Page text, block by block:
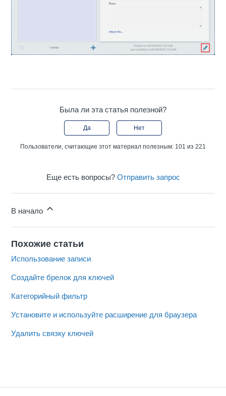
Была ли эта статья полезной?
Да Нет
Пользователи, считающие этот материал полезным: 101 из 221
Еще есть вопросы? Отправить запрос
В начало
Похожие статьи
Использование записи
Создайте брелок для ключей
Категорийный фильтр
Установите и используйте расширение для браузера
Удалить связку ключей